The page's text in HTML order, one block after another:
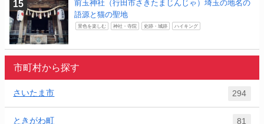
前玉神社（行田市さきたまじんじゃ）埼玉の地名の
語源と猫の聖地
景色を楽しむ 神社・寺院 史跡・城跡 ハイキング
市町村から探す
さいたま市 294
ときがわ町 81